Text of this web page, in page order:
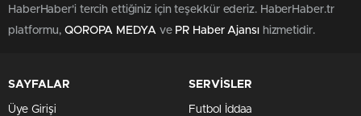
HaberHaber'i tercih ettiğiniz için teşekkür ederiz. HaberHaber.tr
platformu, QOROPA MEDYAve PR Haber Ajansıhizmetidir.
SAYFALAR
Üye Girişi
SERVİSLER
Futbol İddaa